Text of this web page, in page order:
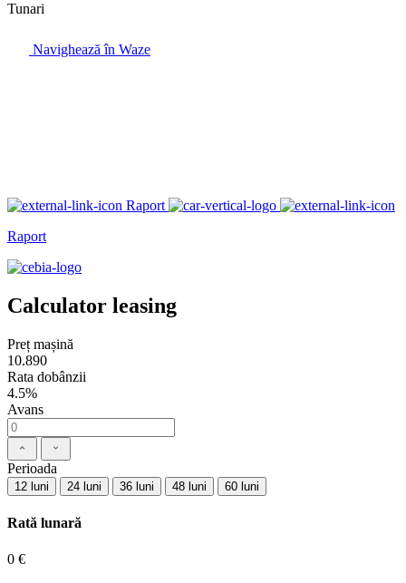
Tunari
Navighează în Waze
Raport
Raport
Calculator leasing
Preț mașină
10.890
Rata dobânzii
4.5%
Avans
Perioada
12 luni 24 luni 36 luni 48 luni 60 luni
Rată lunară
0 €